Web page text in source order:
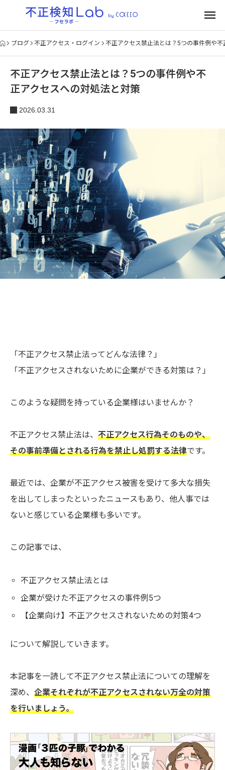
ブログ 不正アクセス・ログイン 不正アクセス禁止法とは？5つの事件例や
不正アクセス禁止法とは？5つの事件例や不
正アクセスへの対処法と対策
2026.03.31
「不正アクセス禁止法ってどんな法律？」
「不正アクセスされないために企業ができる対策は？」
このような疑問を持っている企業様はいませんか？
不正アクセス禁止法は、 不正アクセス行為そのものや、
その事前準備とされる行為を禁止し処罰する法律です。
最近では、企業が不正アクセス被害を受けて多大な損失
を出してしまったといったニュースもあり、他人事では
ないと感じている企業様も多いです。
この記事では、
不正アクセス禁止法とは
企業が受けた不正アクセスの事件例5つ
【企業向け】不正アクセスされないための対策4つ
について解説していきます。
本記事を一読して不正アクセス禁止法についての理解を
深め、 企業それぞれが不正アクセスされない万全の対策
を行いましょう。